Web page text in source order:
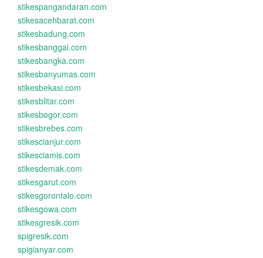
stikespangandaran.com
stikesacehbarat.com
stikesbadung.com
stikesbanggai.com
stikesbangka.com
stikesbanyumas.com
stikesbekasi.com
stikesblitar.com
stikesbogor.com
stikesbrebes.com
stikescianjur.com
stikesciamis.com
stikesdemak.com
stikesgarut.com
stikesgorontalo.com
stikesgowa.com
stikesgresik.com
spigresik.com
spigianyar.com